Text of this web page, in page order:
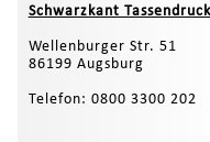
Schwarzkant Tassendruck
Wellenburger Str. 51
86199 Augsburg
Telefon: 0800 3300 202